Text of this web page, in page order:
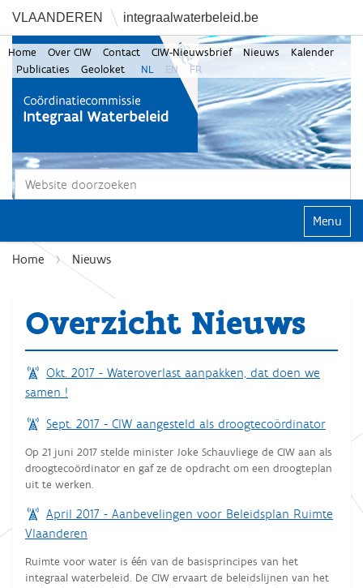
VLAANDEREN integraalwaterbeleid.be
Zoek
Home Over CIW Contact CIW-Nieuwsbrief Nieuws
Kalender
Publicaties
Geoloket NL EN FR
Klap
Home Nieuws
Overzicht Nieuws
Okt. 2017 - Wateroverlast aanpakken, dat doen we
samen !
Sept. 2017 - CIW aangesteld als droogtecoördinator
Op 21 juni 2017 stelde minister Joke Schauvliege de CIW aan als
droogtecoördinator en gaf ze de opdracht om een droogteplan
uit te werken.
April 2017 - Aanbevelingen voor Beleidsplan Ruimte
Vlaanderen
Ruimte voor water is één van de basisprincipes van het
integraal waterbeleid. De CIW ervaart de beleidslijnen van het